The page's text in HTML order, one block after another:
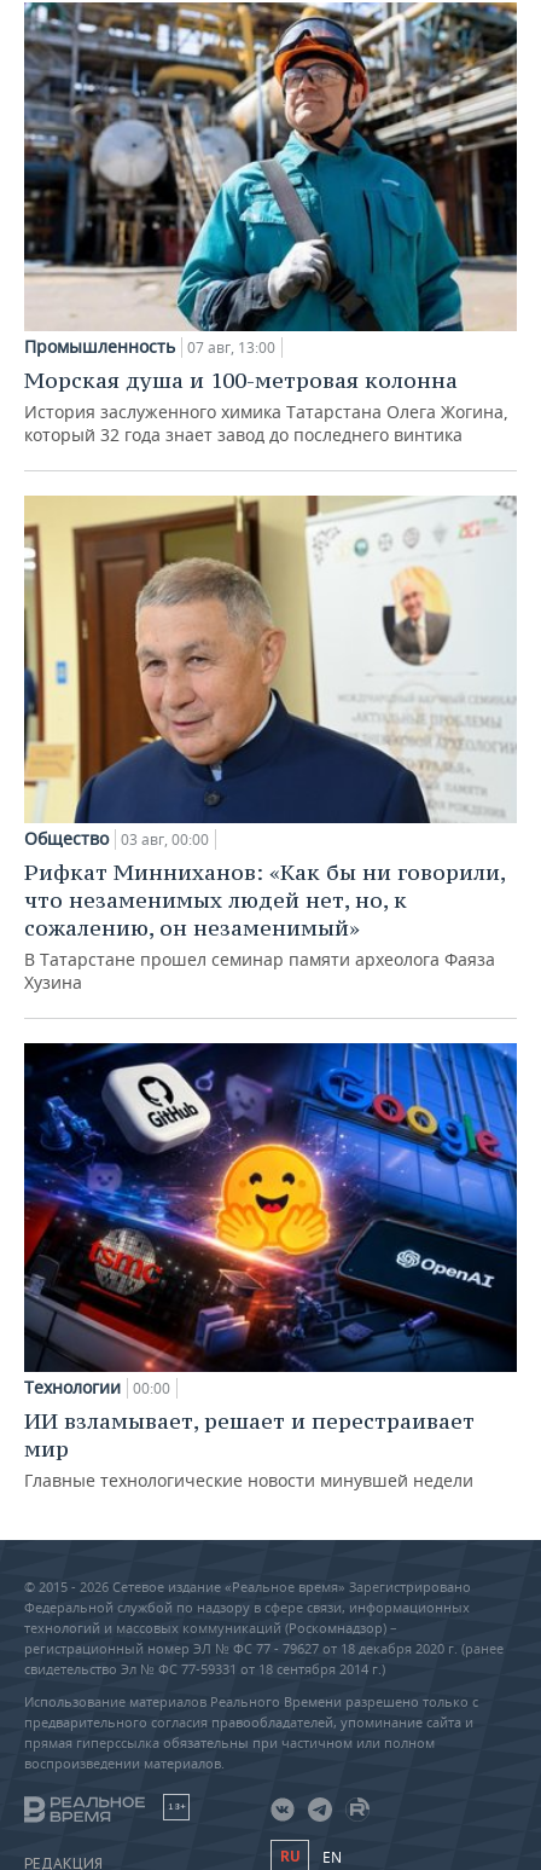
Промышленность 07 авг, 13:00
Морская душа и 100-метровая колонна
История заслуженного химика Татарстана Олега Жогина,
который 32 года знает завод до последнего винтика
Общество 03 авг, 00:00
Рифкат Минниханов: «Как бы ни говорили,
что незаменимых людей нет, но, к
сожалению, он незаменимый»
В Татарстане прошел семинар памяти археолога Фаяза
Хузина
Технологии 00:00
ИИ взламывает, решает и перестраивает
мир
Главные технологические новости минувшей недели
© 2015 - 2026 Сетевое издание «Реальное время» Зарегистрировано
Федеральной службой по надзору в сфере связи, информационных
технологий и массовых коммуникаций (Роскомнадзор) –
регистрационный номер ЭЛ № ФС 77 - 79627 от 18 декабря 2020 г. (ранее
свидетельство Эл № ФС 77-59331 от 18 сентября 2014 г.)
Использование материалов Реального Времени разрешено только с
предварительного согласия правообладателей, упоминание сайта и
прямая гиперссылка обязательны при частичном или полном
воспроизведении материалов.
18+
РЕДАКЦИЯ RU EN